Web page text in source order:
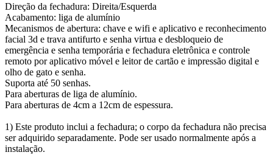
Direção da fechadura: Direita/Esquerda
Acabamento: liga de alumínio
Mecanismos de abertura: chave e wifi e aplicativo e reconhecimento
facial 3d e trava antifurto e senha virtua e desbloqueio de
emergência e senha temporária e fechadura eletrônica e controle
remoto por aplicativo móvel e leitor de cartão e impressão digital e
olho de gato e senha.
Suporta até 50 senhas.
Para aberturas de liga de alumínio.
Para aberturas de 4cm a 12cm de espessura.
1) Este produto inclui a fechadura; o corpo da fechadura não precisa
ser adquirido separadamente. Pode ser usado normalmente após a
instalação.